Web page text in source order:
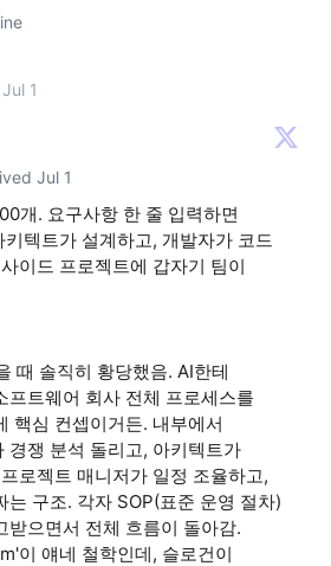
Jul 1
Jul 1
개. 요구사항 한 줄 입력하면
텍트가 설계하고, 개발자가 코드
이드 프로젝트에 갑자기 팀이
때 솔직히 황당했음. AI한테
프트웨어 회사 전체 프로세스를
핵심 컨셉이거든. 내부에서
경쟁 분석 돌리고, 아키텍트가
로젝트 매니저가 일정 조율하고,
는 구조. 각자 SOP(표준 운영 절차)
받으면서 전체 흐름이 돌아감.
이 얘네 철학인데, 슬로건이